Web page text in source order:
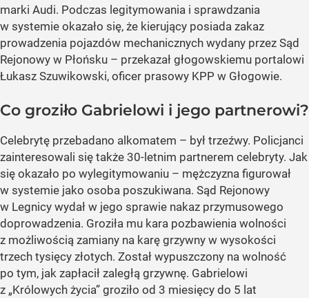
marki Audi. Podczas legitymowania i sprawdzania
w systemie okazało się, że kierujący posiada zakaz
prowadzenia pojazdów mechanicznych wydany przez Sąd
Rejonowy w Płońsku – przekazał głogowskiemu portalowi
Łukasz Szuwikowski, oficer prasowy KPP w Głogowie.
Co groziło Gabrielowi i jego partnerowi?
Celebrytę przebadano alkomatem – był trzeźwy. Policjanci
zainteresowali się także 30-letnim partnerem celebryty. Jak
się okazało po wylegitymowaniu – mężczyzna figurował
w systemie jako osoba poszukiwana. Sąd Rejonowy
w Legnicy wydał w jego sprawie nakaz przymusowego
doprowadzenia. Groziła mu kara pozbawienia wolności
z możliwością zamiany na karę grzywny w wysokości
trzech tysięcy złotych. Został wypuszczony na wolność
po tym, jak zapłacił zaległą grzywnę. Gabrielowi
z „Królowych życia” groziło od 3 miesięcy do 5 lat